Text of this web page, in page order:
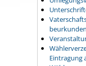
Eintragung